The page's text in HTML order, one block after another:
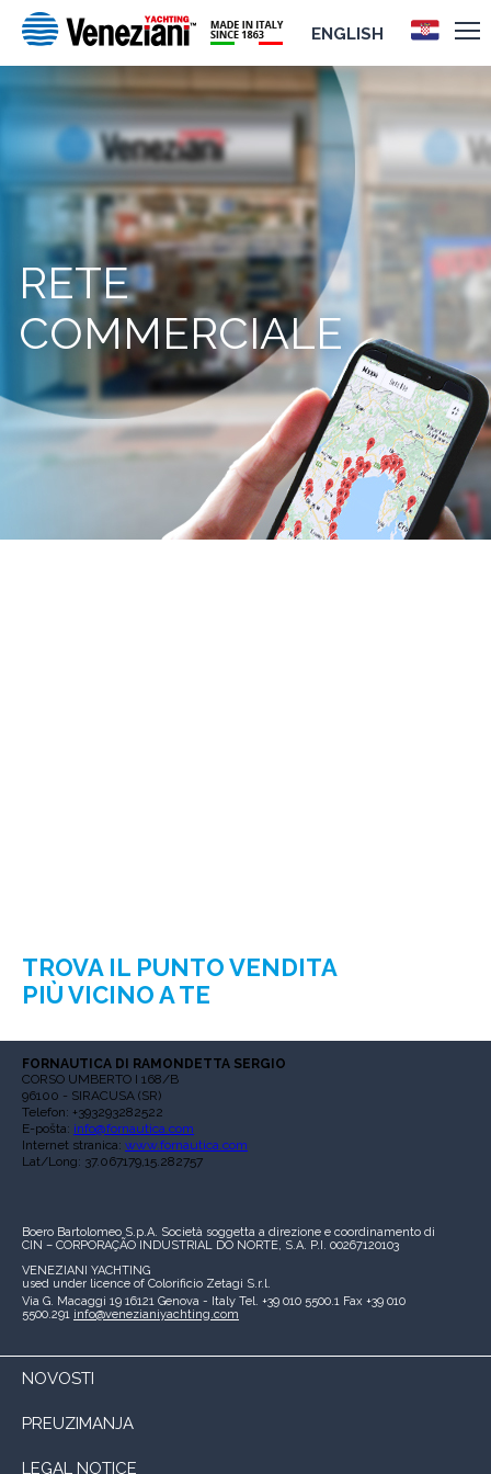
ENGLISH
RETE
COMMERCIALE
TROVA IL PUNTO VENDITA
PIÙ VICINO A TE
FORNAUTICA DI RAMONDETTA SERGIO
CORSO UMBERTO I 168/B
96100 - SIRACUSA (SR)
Telefon: +393293282522
E-pošta: info@fornautica.com
Internet stranica: www.fornautica.com
Lat/Long: 37.067179,15.282757
Boero Bartolomeo S.p.A. Società soggetta a direzione e coordinamento di
CIN – CORPORAÇÃO INDUSTRIAL DO NORTE, S.A. P.I. 00267120103
VENEZIANI YACHTING
used under licence of Colorificio Zetagi S.r.l.
Via G. Macaggi 19 16121 Genova - Italy Tel. +39 010 5500.1 Fax +39 010
5500.291 info@venezianiyachting.com
NOVOSTI
PREUZIMANJA
LEGAL NOTICE